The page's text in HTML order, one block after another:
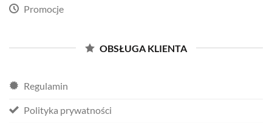
Promocje
OBSŁUGA KLIENTA
Regulamin
Polityka prywatności